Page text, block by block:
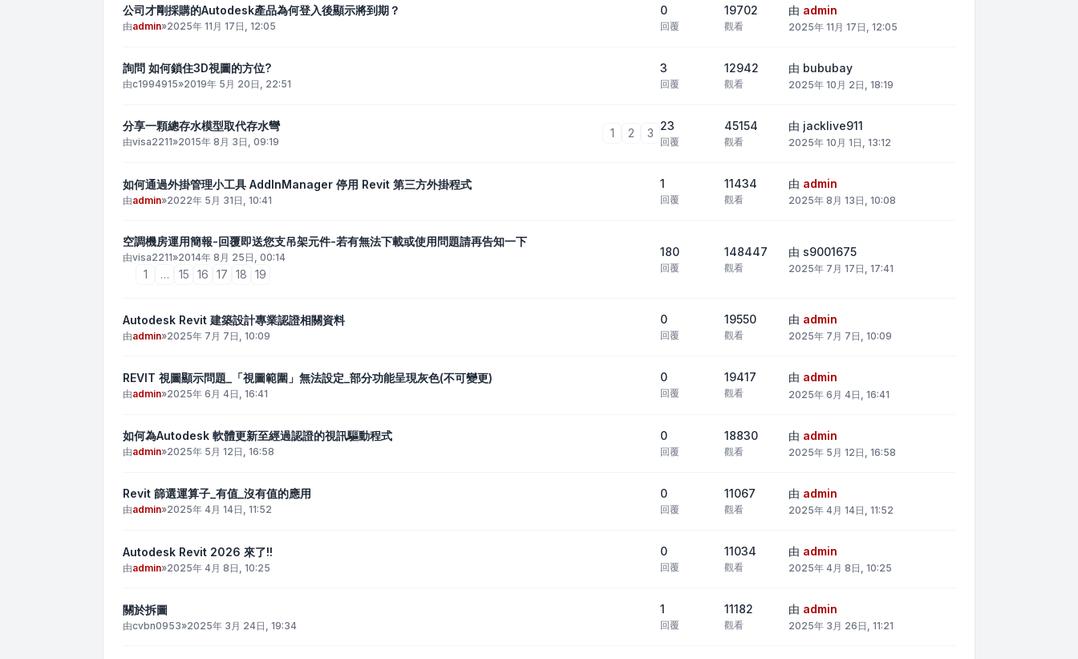
公司才剛採購的Autodesk產品為何登入後顯示將到期？
由admin»2025年 11月 17日, 12:05
0
回覆
19702
觀看
由 admin
2025年 11月 17日, 12:05
詢問 如何鎖住3D視圖的方位?
由c1994915»2019年 5月 20日, 22:51
3
回覆
12942
觀看
由 bububay
2025年 10月 2日, 18:19
分享一顆總存水模型取代存水彎
由visa2211»2015年 8月 3日, 09:19
1 2 3
23
回覆
45154
觀看
由 jacklive911
2025年 10月 1日, 13:12
如何通過外掛管理小工具 AddInManager 停用 Revit 第三方外掛程式
由admin»2022年 5月 31日, 10:41
1
回覆
11434
觀看
由 admin
2025年 8月 13日, 10:08
空調機房運用簡報-回覆即送您支吊架元件-若有無法下載或使用問題請再告知一下
由visa2211»2014年 8月 25日, 00:14
1 … 15 16 17 18 19
180
回覆
148447
觀看
由 s9001675
2025年 7月 17日, 17:41
Autodesk Revit 建築設計專業認證相關資料
由admin»2025年 7月 7日, 10:09
0
回覆
19550
觀看
由 admin
2025年 7月 7日, 10:09
REVIT 視圖顯示問題_「視圖範圍」無法設定_部分功能呈現灰色(不可變更)
由admin»2025年 6月 4日, 16:41
0
回覆
19417
觀看
由 admin
2025年 6月 4日, 16:41
如何為Autodesk 軟體更新至經過認證的視訊驅動程式
由admin»2025年 5月 12日, 16:58
0
回覆
18830
觀看
由 admin
2025年 5月 12日, 16:58
Revit 篩選運算子_有值_沒有值的應用
由admin»2025年 4月 14日, 11:52
0
回覆
11067
觀看
由 admin
2025年 4月 14日, 11:52
Autodesk Revit 2026 來了!!
由admin»2025年 4月 8日, 10:25
0
回覆
11034
觀看
由 admin
2025年 4月 8日, 10:25
關於拆圖
由cvbn0953»2025年 3月 24日, 19:34
1
回覆
11182
觀看
由 admin
2025年 3月 26日, 11:21